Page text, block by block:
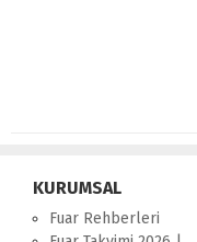
KURUMSAL
Fuar Rehberleri